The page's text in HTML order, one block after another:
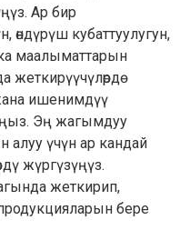
Ар бир
өндүрүш кубаттуулугун,
маалыматтарын
ишенимдүү
Эң жагымдуу
алуу үчүн ар кандай
жүргүзүңүз.
жеткирип,
бере